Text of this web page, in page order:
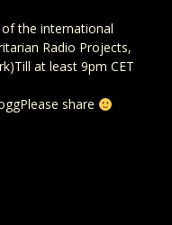
the international
Radio Projects,
at least 9pm CET
share